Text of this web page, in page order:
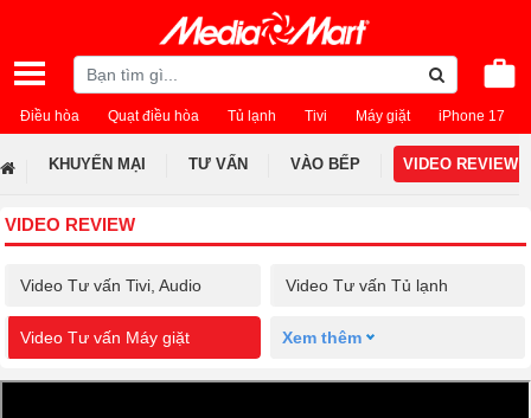
Điều hòa Quạt điều hòa Tủ lạnh Tivi Máy giặt iPhone 17
KHUYẾN MẠI TƯ VẤN VÀO BẾP VIDEO REVIEW
VIDEO REVIEW
Video Tư vấn Tivi, Audio Video Tư vấn Tủ lạnh
Video Tư vấn Máy giặt Xem thêm